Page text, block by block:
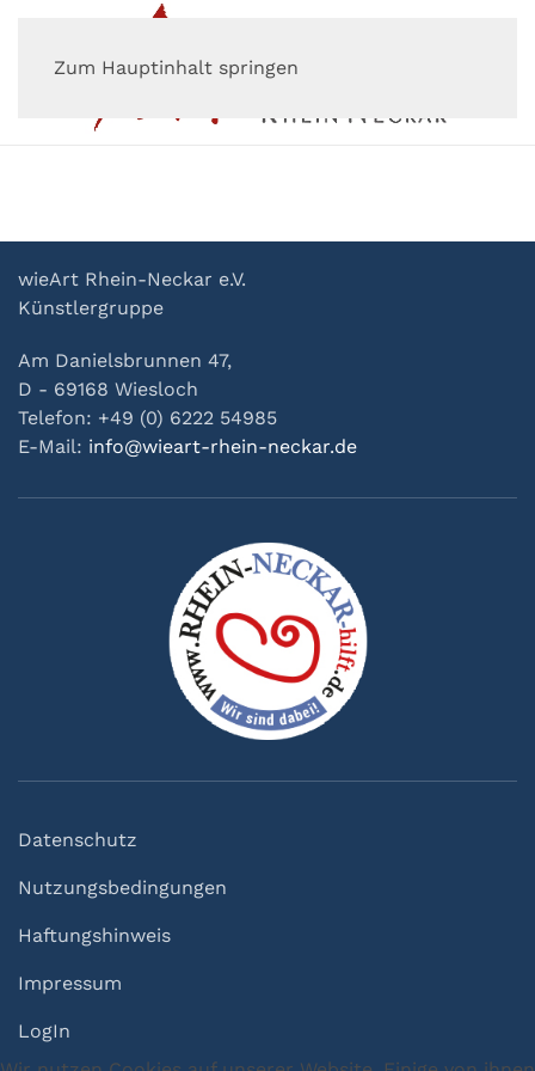
Zum Hauptinhalt springen
wieArt Rhein-Neckar e.V.
Künstlergruppe
Am Danielsbrunnen 47,
D - 69168 Wiesloch
Telefon: +49 (0) 6222 54985
E-Mail: info@wieart-rhein-neckar.de
Datenschutz
Nutzungsbedingungen
Haftungshinweis
Impressum
LogIn